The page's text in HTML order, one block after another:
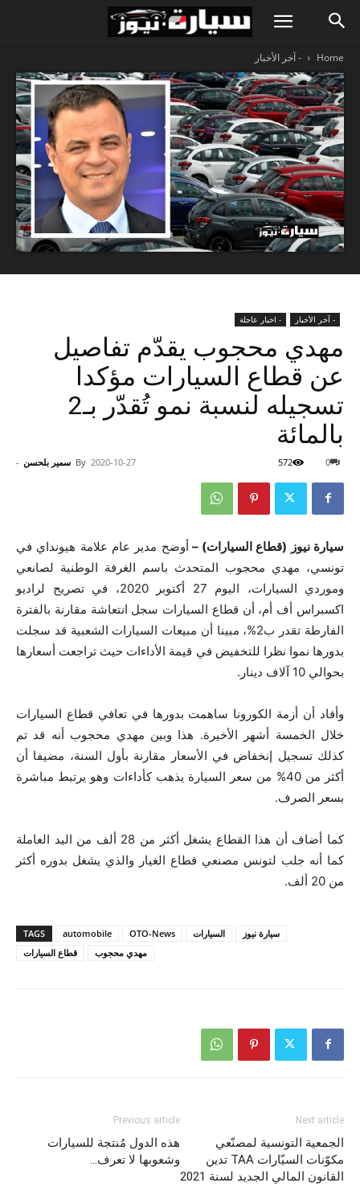
Home - آخر الأخبار
- آخر الأخبار - اخبار عاجلة
مهدي محجوب يقدّم تفاصيل
عن قطاع السيارات مؤكدا
تسجيله لنسبة نمو تُقدّر بـ2
بالمائة
By سمير بلحسن - 2020-10-27 0
572
سيارة نيوز (قطاع السيارات) –أوضح مدير عام علامة هيونداي في
تونسي، مهدي محجوب المتحدث باسم الغرفة الوطنية لصانعي
وموردي السيارات، اليوم 27 أكتوبر 2020، في تصريح لراديو
اكسبراس أف أم، أن قطاع السيارات سجل انتعاشة مقارنة بالفترة
الفارطة تقدر ب2%، مبينا أن مبيعات السيارات الشعبية قد سجلت
بدورها نموا نظرا للتخفيض في قيمة الأداءات حيث تراجعت أسعارها
بحوالي 10 آلاف دينار.
وأفاد أن أزمة الكورونا ساهمت بدورها في تعافي قطاع السيارات
خلال الخمسة أشهر الأخيرة. هذا وبين مهدي محجوب أنه قد تم
كذلك تسجيل إنخفاض في الأسعار مقارنة بأول السنة، مضيفا أن
أكثر من 40% من سعر السيارة يذهب كأداءات وهو يرتبط مباشرة
بسعر الصرف.
كما أضاف أن هذا القطاع يشغل أكثر من 28 ألف من اليد العاملة
كما أنه جلب لتونس مصنعي قطاع الغيار والذي يشغل بدوره أكثر
من 20 ألف.
TAGS automobile OTO-News السيارات
سيارة نيوز
قطاع السيارات
مهدي محجوب
Previous article
هذه الدول مُنتجة للسيارات
وشعوبها لا تعرف…
Next article
الجمعية التونسية لمصنّعي
مكوّنات السيّارات TAA تدين
القانون المالي الجديد لسنة 2021